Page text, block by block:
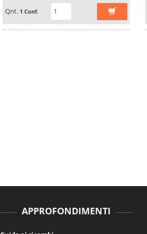
Qnt. 1 Conf.
APPROFONDIMENTI